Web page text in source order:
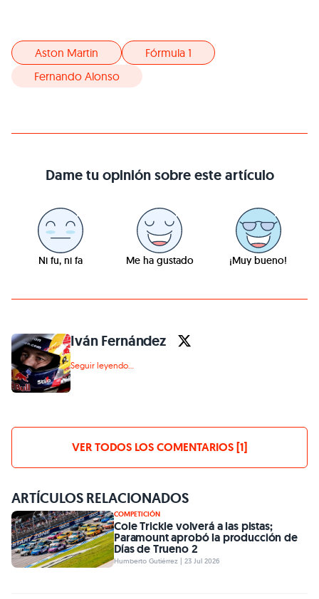
Aston Martin
Fórmula 1
Fernando Alonso
Dame tu opinión sobre este artículo
Ni fu, ni fa Me ha gustado ¡Muy bueno!
Iván Fernández
Seguir leyendo...
VER TODOS LOS COMENTARIOS [1]
ARTÍCULOS RELACIONADOS
COMPETICIÓN
Cole Trickle volverá a las pistas;
Paramount aprobó la producción de
Días de Trueno 2
Humberto Gutiérrez | 23 Jul 2026